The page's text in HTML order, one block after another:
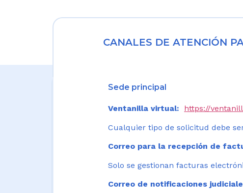
CANALES DE ATENCIÓN
Sede principal
Ventanilla virtual: https://
Cualquier tipo de solicitud debe
Correo para la recepción de
Solo se gestionan facturas
Correo de notificaciones